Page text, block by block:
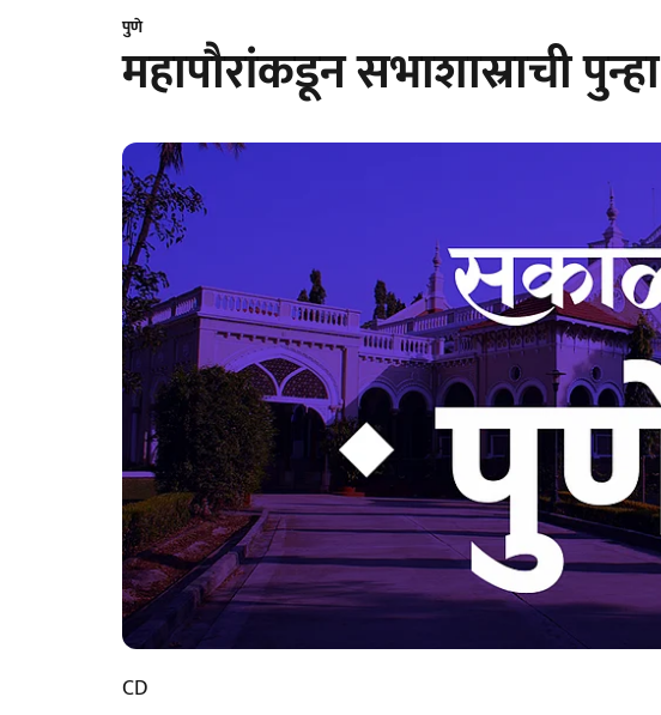
पुणे
महापौरांकडून सभाशास्राची
CD